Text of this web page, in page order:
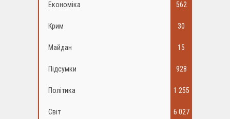
Економіка 562
Крим 30
Майдан 15
Підсумки 928
Політика 1 255
Світ 6 027